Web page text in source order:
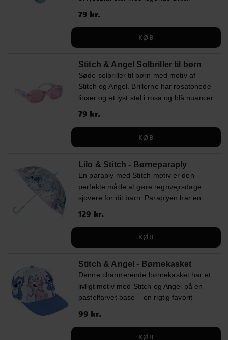
Solbriller med Stitch-motiv ✔️ Blåtonede
detaljer ✔️ UV400-beskyttelse mod
solens stråler ✔️ Bredde: ca. 13 cm
Pris:79 kr.
79 kr.
KØB
Stitch & Angel Solbriller til børn
Søde solbriller til børn med motiv af
Stitch og Angel. Brillerne har rosatonede
linser og et lyst stel i rosa og blå nuancer
med fine karakterdetaljer. De giver
og ferie. ✔️ Solbriller med Stitch og
stel med fine karakterdetaljer ✔️ UV400-
beskyttelse mod solens stråler ✔️
Bredde: ca 13 cm
Pris:79 kr.
79 kr.
KØB
Lilo & Stitch - Børneparaply
En paraply med Stitch-motiv er den
perfekte måde at gøre regnvejrsdage
sjovere for dit barn. Paraplyen har en
design med Stitch bliver denne paraply
filmene.
Pris :129 kr.
129 kr.
KØB
Stitch & Angel - Børnekasket
Denne charmerende børnekasket har et
livligt motiv med Stitch og Angel på en
pastelfarvet base – en rigtig favorit
Pris:99 kr.
99 kr.
KØB